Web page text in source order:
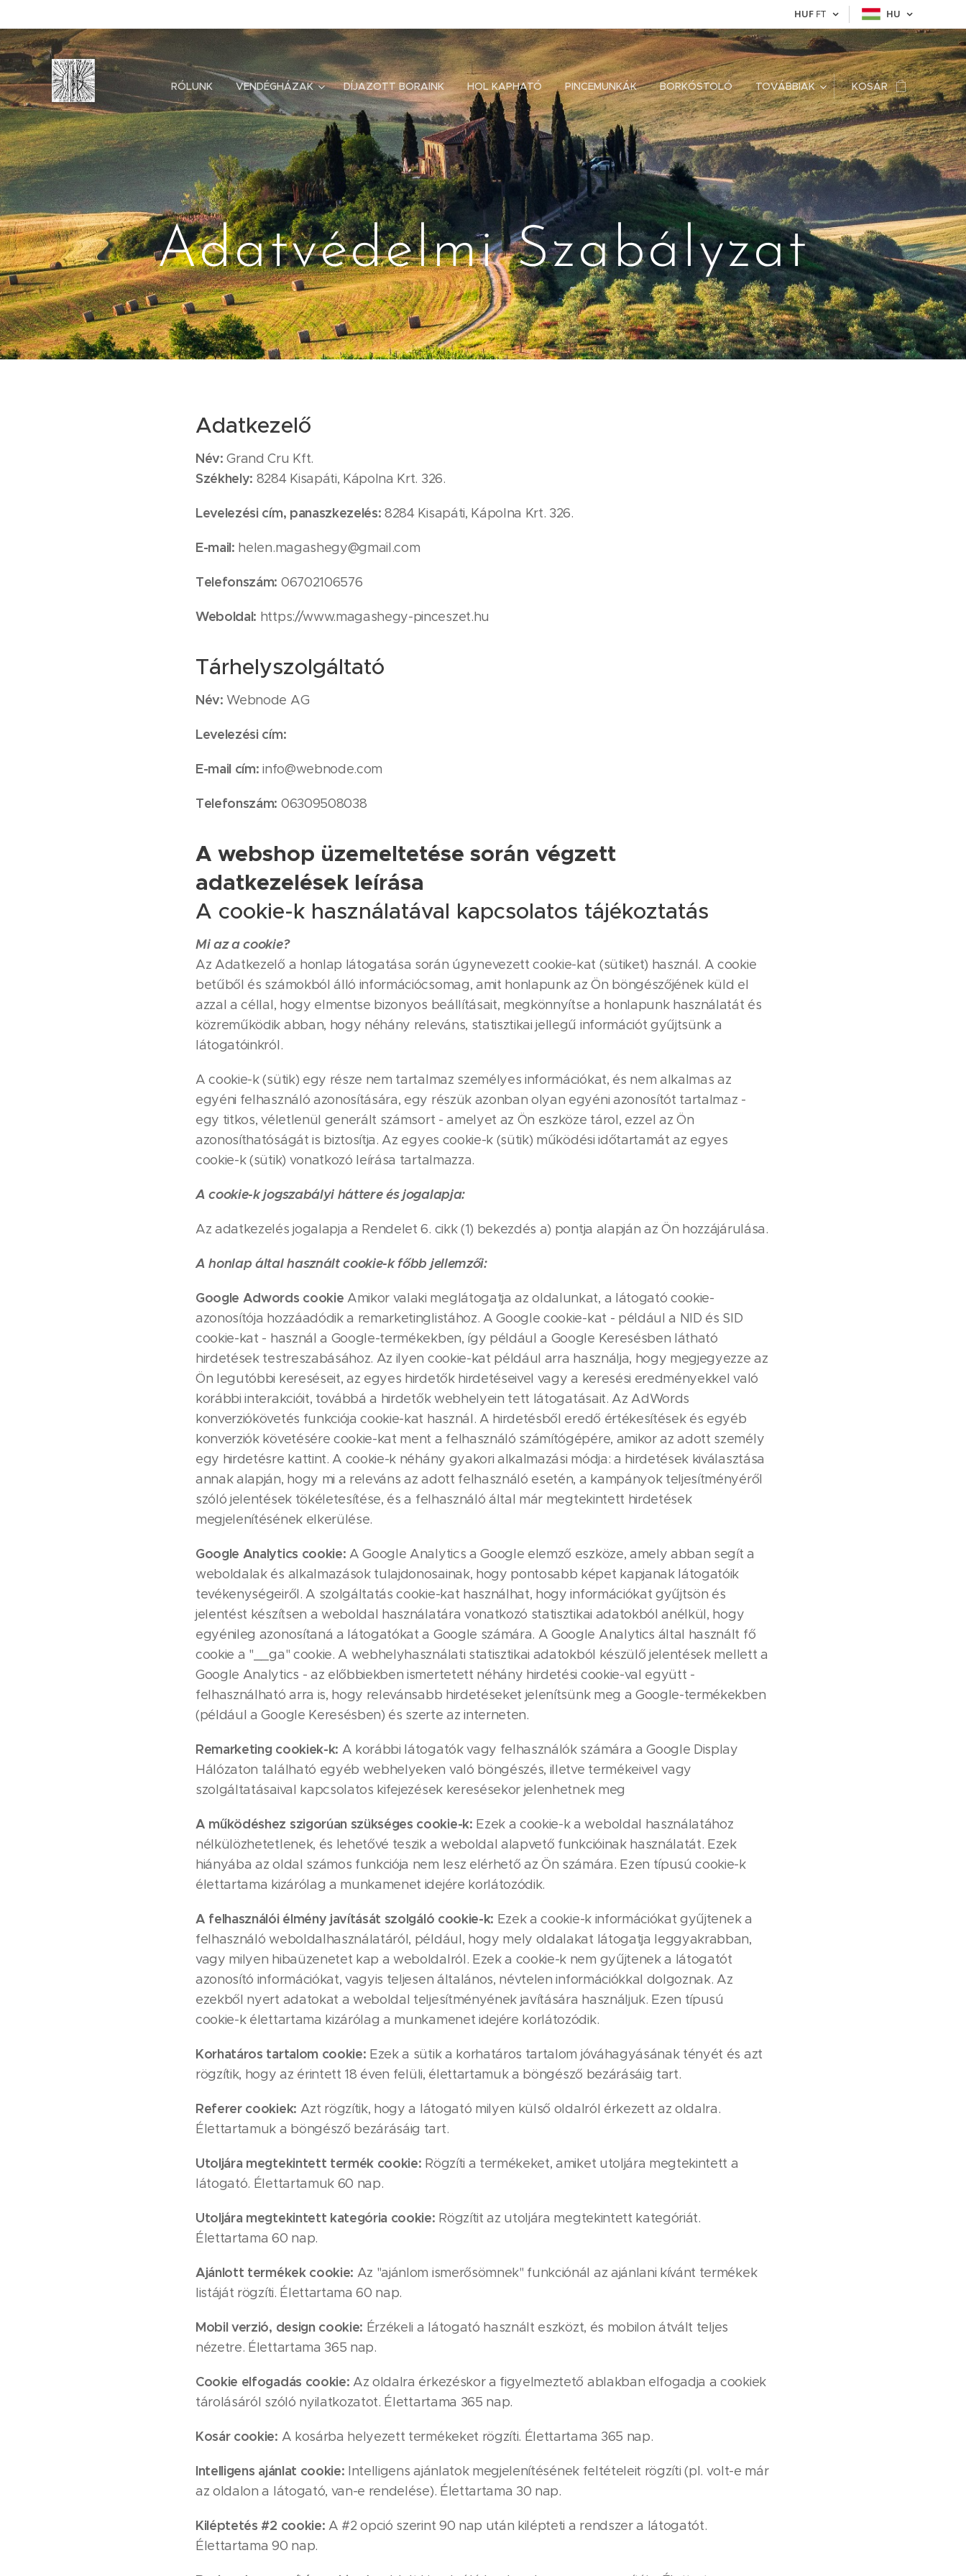
HUF FT HU
RÓLUNK VENDÉGHÁZAK DÍJAZOTT BORAINK HOL KAPHATÓ PINCEMUNKÁK BORKÓSTOLÓ TOVÁBBIAK KOSÁR
Adatvédelmi Szabályzat
Adatkezelő
Név: Grand Cru Kft.
Székhely: 8284 Kisapáti, Kápolna Krt. 326.
Levelezési cím, panaszkezelés: 8284 Kisapáti, Kápolna Krt. 326.
E-mail: helen.magashegy@gmail.com
Telefonszám: 06702106576
Weboldal: https://www.magashegy-pinceszet.hu
Tárhelyszolgáltató
Név: Webnode AG
Levelezési cím:
E-mail cím: info@webnode.com
Telefonszám: 06309508038
A webshop üzemeltetése során végzett
adatkezelések leírása
A cookie-k használatával kapcsolatos tájékoztatás
Mi az a cookie?
Az Adatkezelő a honlap látogatása során úgynevezett cookie-kat (sütiket) használ. A cookie
betűből és számokból álló információcsomag, amit honlapunk az Ön böngészőjének küld el
azzal a céllal, hogy elmentse bizonyos beállításait, megkönnyítse a honlapunk használatát és
közreműködik abban, hogy néhány releváns, statisztikai jellegű információt gyűjtsünk a
látogatóinkról.
A cookie-k (sütik) egy része nem tartalmaz személyes információkat, és nem alkalmas az
egyéni felhasználó azonosítására, egy részük azonban olyan egyéni azonosítót tartalmaz -
egy titkos, véletlenül generált számsort - amelyet az Ön eszköze tárol, ezzel az Ön
azonosíthatóságát is biztosítja. Az egyes cookie-k (sütik) működési időtartamát az egyes
cookie-k (sütik) vonatkozó leírása tartalmazza.
A cookie-k jogszabályi háttere és jogalapja:
Az adatkezelés jogalapja a Rendelet 6. cikk (1) bekezdés a) pontja alapján az Ön hozzájárulása.
A honlap által használt cookie-k főbb jellemzői:
Google Adwords cookie Amikor valaki meglátogatja az oldalunkat, a látogató cookie-
azonosítója hozzáadódik a remarketinglistához. A Google cookie-kat - például a NID és SID
cookie-kat - használ a Google-termékekben, így például a Google Keresésben látható
hirdetések testreszabásához. Az ilyen cookie-kat például arra használja, hogy megjegyezze az
Ön legutóbbi kereséseit, az egyes hirdetők hirdetéseivel vagy a keresési eredményekkel való
korábbi interakcióit, továbbá a hirdetők webhelyein tett látogatásait. Az AdWords
konverziókövetés funkciója cookie-kat használ. A hirdetésből eredő értékesítések és egyéb
konverziók követésére cookie-kat ment a felhasználó számítógépére, amikor az adott személy
egy hirdetésre kattint. A cookie-k néhány gyakori alkalmazási módja: a hirdetések kiválasztása
annak alapján, hogy mi a releváns az adott felhasználó esetén, a kampányok teljesítményéről
szóló jelentések tökéletesítése, és a felhasználó által már megtekintett hirdetések
megjelenítésének elkerülése.
Google Analytics cookie: A Google Analytics a Google elemző eszköze, amely abban segít a
weboldalak és alkalmazások tulajdonosainak, hogy pontosabb képet kapjanak látogatóik
tevékenységeiről. A szolgáltatás cookie-kat használhat, hogy információkat gyűjtsön és
jelentést készítsen a weboldal használatára vonatkozó statisztikai adatokból anélkül, hogy
egyénileg azonosítaná a látogatókat a Google számára. A Google Analytics által használt fő
cookie a "__ga" cookie. A webhelyhasználati statisztikai adatokból készülő jelentések mellett a
Google Analytics - az előbbiekben ismertetett néhány hirdetési cookie-val együtt -
felhasználható arra is, hogy relevánsabb hirdetéseket jelenítsünk meg a Google-termékekben
(például a Google Keresésben) és szerte az interneten.
Remarketing cookiek-k: A korábbi látogatók vagy felhasználók számára a Google Display
Hálózaton található egyéb webhelyeken való böngészés, illetve termékeivel vagy
szolgáltatásaival kapcsolatos kifejezések keresésekor jelenhetnek meg
A működéshez szigorúan szükséges cookie-k: Ezek a cookie-k a weboldal használatához
nélkülözhetetlenek, és lehetővé teszik a weboldal alapvető funkcióinak használatát. Ezek
hiányába az oldal számos funkciója nem lesz elérhető az Ön számára. Ezen típusú cookie-k
élettartama kizárólag a munkamenet idejére korlátozódik.
A felhasználói élmény javítását szolgáló cookie-k: Ezek a cookie-k információkat gyűjtenek a
felhasználó weboldalhasználatáról, például, hogy mely oldalakat látogatja leggyakrabban,
vagy milyen hibaüzenetet kap a weboldalról. Ezek a cookie-k nem gyűjtenek a látogatót
azonosító információkat, vagyis teljesen általános, névtelen információkkal dolgoznak. Az
ezekből nyert adatokat a weboldal teljesítményének javítására használjuk. Ezen típusú
cookie-k élettartama kizárólag a munkamenet idejére korlátozódik.
Korhatáros tartalom cookie: Ezek a sütik a korhatáros tartalom jóváhagyásának tényét és azt
rögzítik, hogy az érintett 18 éven felüli, élettartamuk a böngésző bezárásáig tart.
Referer cookiek: Azt rögzítik, hogy a látogató milyen külső oldalról érkezett az oldalra.
Élettartamuk a böngésző bezárásáig tart.
Utoljára megtekintett termék cookie: Rögzíti a termékeket, amiket utoljára megtekintett a
látogató. Élettartamuk 60 nap.
Utoljára megtekintett kategória cookie: Rögzítit az utoljára megtekintett kategóriát.
Élettartama 60 nap.
Ajánlott termékek cookie: Az "ajánlom ismerősömnek" funkciónál az ajánlani kívánt termékek
listáját rögzíti. Élettartama 60 nap.
Mobil verzió, design cookie: Érzékeli a látogató használt eszközt, és mobilon átvált teljes
nézetre. Élettartama 365 nap.
Cookie elfogadás cookie: Az oldalra érkezéskor a figyelmeztető ablakban elfogadja a cookiek
tárolásáról szóló nyilatkozatot. Élettartama 365 nap.
Kosár cookie: A kosárba helyezett termékeket rögzíti. Élettartama 365 nap.
Intelligens ajánlat cookie: Intelligens ajánlatok megjelenítésének feltételeit rögzíti (pl. volt-e már
az oldalon a látogató, van-e rendelése). Élettartama 30 nap.
Kiléptetés #2 cookie: A #2 opció szerint 90 nap után kilépteti a rendszer a látogatót.
Élettartama 90 nap.